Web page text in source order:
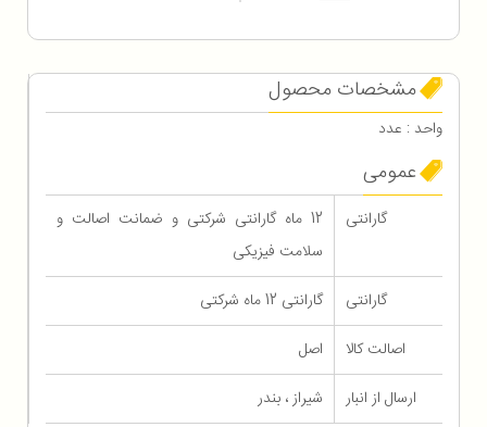
مشخصات محصول
واحد : عدد
عمومی
گارانتی
12 ماه گارانتی شرکتی و ضمانت اصالت و
سلامت فیزیکی
گارانتی
گارانتی 12 ماه شرکتی
اصالت کالا
اصل
ارسال از انبار
شیراز ، بندر